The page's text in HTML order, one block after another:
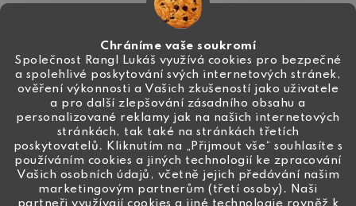
Chráníme vaše soukromí
Společnost Rangl Lukáš využívá cookies pro bezpečné
a spolehlivé poskytování svých internetových stránek,
ověření výkonnosti a Vašich zkušeností jako uživatele
a pro další zlepšování zásadního obsahu a
personalizované reklamy jak na našich internetových
stránkách, tak také na stránkách třetích
poskytovatelů. Kliknutím na „Přijmout vše“ souhlasíte s
používáním cookies a jiných technologií ke zpracování
Vašich osobních údajů, včetně jejich předávání našim
marketingovým partnerům (třetí osoby). Naši
info@ceske-koralky.cz
+420 774 444 191